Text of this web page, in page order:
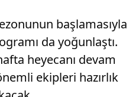
başlamasıyla
da yoğunlaştı.
heyecanı devam
ekipleri hazırlık